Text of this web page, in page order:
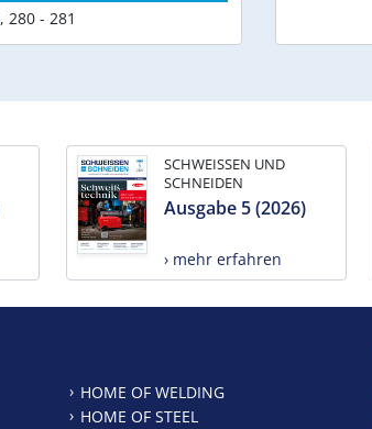
, 280 - 281
SCHWEISSEN UND
SCHNEIDEN
Ausgabe 5 (2026)
› mehr erfahren
HOME OF WELDING
HOME OF STEEL